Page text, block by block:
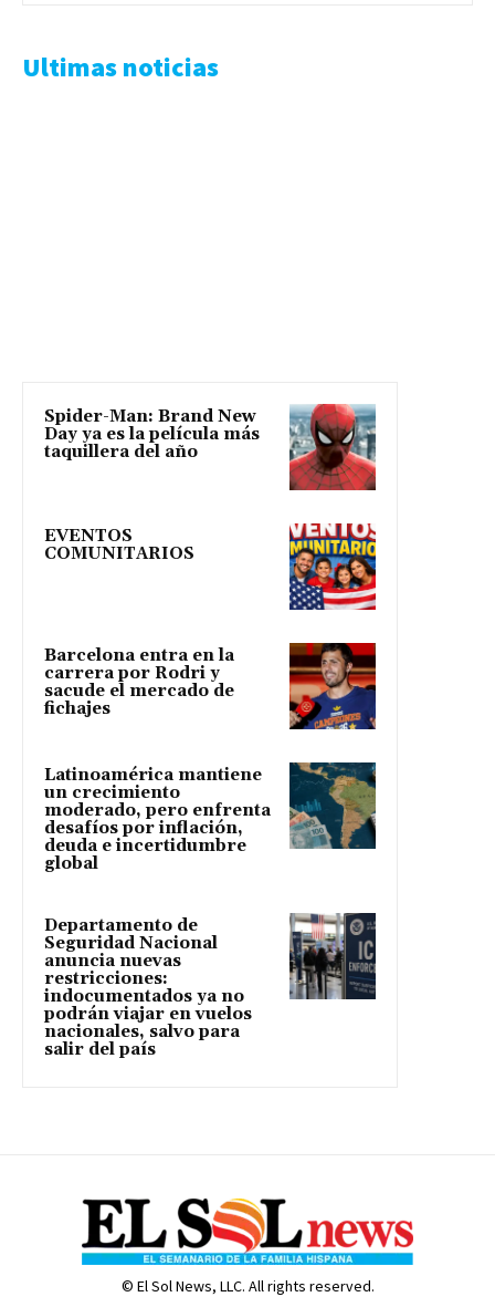
Ultimas noticias
Spider-Man: Brand New
Day ya es la película más
taquillera del año
EVENTOS
COMUNITARIOS
Barcelona entra en la
carrera por Rodri y
sacude el mercado de
fichajes
Latinoamérica mantiene
un crecimiento
moderado, pero enfrenta
desafíos por inflación,
deuda e incertidumbre
global
Departamento de
Seguridad Nacional
anuncia nuevas
restricciones:
indocumentados ya no
podrán viajar en vuelos
nacionales, salvo para
salir del país
© El Sol News, LLC. All rights reserved.